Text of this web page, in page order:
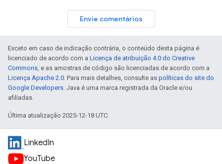
Envie comentários
Exceto em caso de indicação contrária, o conteúdo desta página é
licenciado de acordo com a Licença de atribuição 4.0 do Creative
Commons, e as amostras de código são licenciadas de acordo com a
Licença Apache 2.0. Para mais detalhes, consulte as políticas do site do
Google Developers. Java é uma marca registrada da Oracle e/ou
afiliadas.
Última atualização 2025-12-18 UTC.
LinkedIn
YouTube